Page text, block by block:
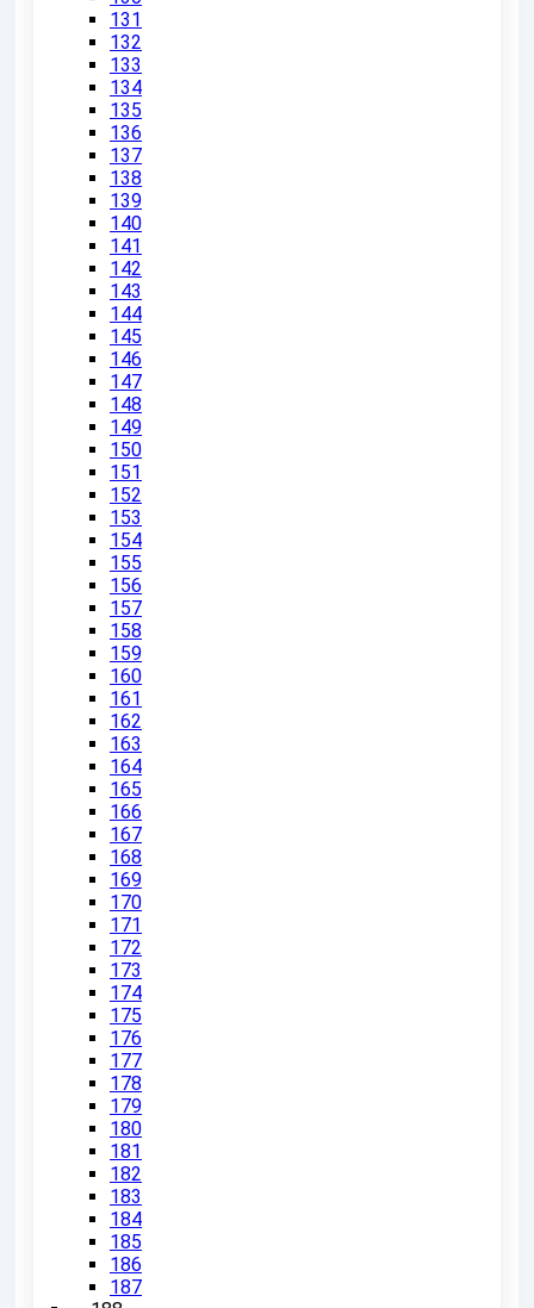
131
132
133
134
135
136
137
138
139
140
141
142
143
144
145
146
147
148
149
150
151
152
153
154
155
156
157
158
159
160
161
162
163
164
165
166
167
168
169
170
171
172
173
174
175
176
177
178
179
180
181
182
183
184
185
186
187